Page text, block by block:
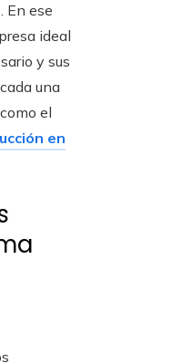
En ese
ideal
y sus
una
el
en